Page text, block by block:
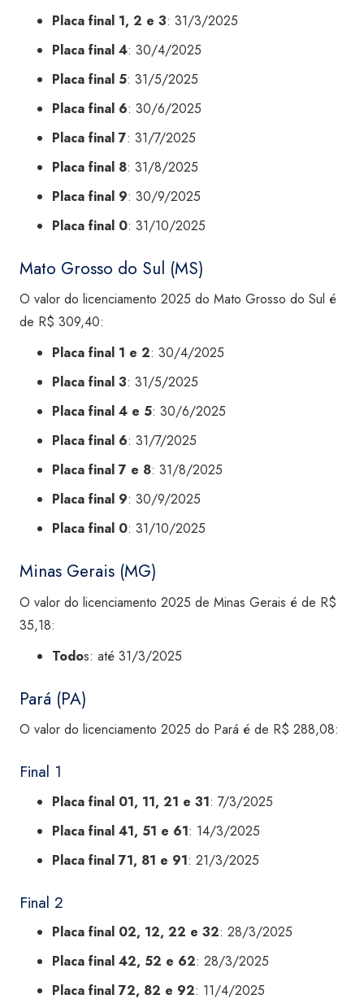
Placa final 1, 2 e 3: 31/3/2025
Placa final 4: 30/4/2025
Placa final 5: 31/5/2025
Placa final 6: 30/6/2025
Placa final 7: 31/7/2025
Placa final 8: 31/8/2025
Placa final 9: 30/9/2025
Placa final 0: 31/10/2025
Mato Grosso do Sul (MS)
O valor do licenciamento 2025 do Mato Grosso do Sul é
de R$ 309,40:
Placa final 1 e 2: 30/4/2025
Placa final 3: 31/5/2025
Placa final 4 e 5: 30/6/2025
Placa final 6: 31/7/2025
Placa final 7 e 8: 31/8/2025
Placa final 9: 30/9/2025
Placa final 0: 31/10/2025
Minas Gerais (MG)
O valor do licenciamento 2025 de Minas Gerais é de R$
35,18:
Todos: até 31/3/2025
Pará (PA)
O valor do licenciamento 2025 do Pará é de R$ 288,08:
Final 1
Placa final 01, 11, 21 e 31: 7/3/2025
Placa final 41, 51 e 61: 14/3/2025
Placa final 71, 81 e 91: 21/3/2025
Final 2
Placa final 02, 12, 22 e 32: 28/3/2025
Placa final 42, 52 e 62: 28/3/2025
Placa final 72, 82 e 92: 11/4/2025